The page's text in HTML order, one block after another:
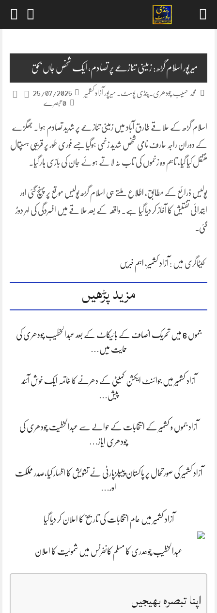
میرپور اسلام گڑھ: زمینی تنازعے پر تصادم، ایک شخص جاں بحق
محمد حسیب چودھری۔پنڈی پوسٹ۔ میرپور آزاد کشمیر
25/07/2025
اسلام گڑھ کے علاقے طارق آباد میں زمینی تنازعے پر شدید تصادم ہوا۔ جھگڑے
کے دوران راجہ عارف نامی شخص شدید زخمی ہوگیا جسے فوری طور پر قریبی ہسپتال
منتقل کیا گیا، تاہم وہ زخموں کی تاب نہ لاتے ہوئے جان کی بازی ہار گیا۔
پولیس ذرائع کے مطابق، اطلاع ملتے ہی اسلام گڑھ پولیس موقع پر پہنچ گئی اور
ابتدائی تفتیش کا آغاز کر دیا گیا ہے۔ واقعہ کے بعد علاقے میں افسردگی کی لہر دوڑ
گئی۔
کیٹاگری میں : آزاد کشمیر ، اہم خبریں
مزید پڑھیں
جموں 6 میں تحریک انصاف کے بائیکاٹ کے بعد عبدالخطیب چودھری کی
حمایت میں…
آزاد کشمیر میں جوائنٹ ایکشن کمیٹی کے دھرنے کا خاتمہ ایک خوش آئند
پیش…
آزاد جموں و کشمیر کے انتخابات کے حوالے سے عبدالخطیت چودھری کی
چودھری ایاز…
آزاد کشمیر کی صورتحال پر پاکستان پیپلزپارٹی نے تشویش کا اظہار کیا،صدر مملکت
اور…
آزاد کشمیر میں عام انتخابات کی تاریخ کا اعلان کر دیا گیا
عبدالخطیب چوھدری کا مسلم کانفرنس میں شمولیت کا اعلان
اپنا تبصرہ بھیجیں